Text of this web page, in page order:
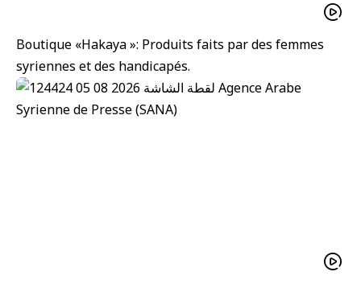
Boutique «Hakaya »: Produits faits par des femmes
syriennes et des handicapés.